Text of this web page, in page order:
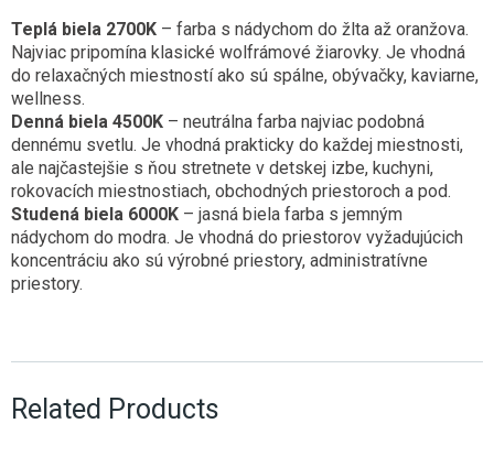
Teplá biela 2700K – farba s nádychom do žlta až oranžova.
Najviac pripomína klasické wolfrámové žiarovky. Je vhodná
do relaxačných miestností ako sú spálne, obývačky, kaviarne,
wellness.
Denná biela 4500K – neutrálna farba najviac podobná
dennému svetlu. Je vhodná prakticky do každej miestnosti,
ale najčastejšie s ňou stretnete v detskej izbe, kuchyni,
rokovacích miestnostiach, obchodných priestoroch a pod.
Studená biela 6000K – jasná biela farba s jemným
nádychom do modra. Je vhodná do priestorov vyžadujúcich
koncentráciu ako sú výrobné priestory, administratívne
priestory.
Related Products